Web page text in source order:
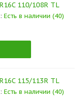
110/108R TL
Есть в наличии (40)
115/113R TL
Есть в наличии (40)